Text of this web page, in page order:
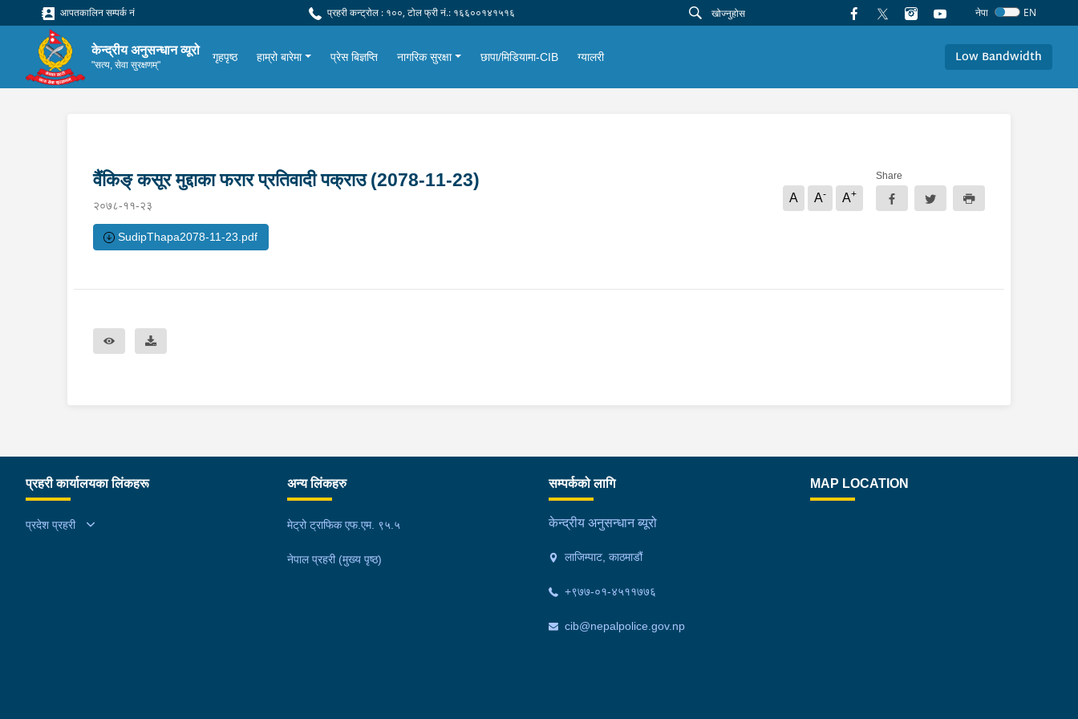
आपतकालिन सम्पर्क नं प्रहरी कन्ट्रोल : १००, टोल फ्री नं.: १६६००१४१५१६ नेपा EN
केन्द्रीय अनुसन्धान व्यूरो
"सत्य, सेवा सुरक्षणम्"
गृहपृष्ठ हाम्रो बारेमा प्रेस बिज्ञप्ति नागरिक सुरक्षा छापा/मिडियामा-CIB ग्यालरी Low Bandwidth
वैंकिङ् कसूर मुद्दाका फरार प्रतिवादी पक्राउ (2078-11-23)
२०७८-११-२३
A A- A+
Share
SudipThapa2078-11-23.pdf
प्रहरी कार्यालयका लिंकहरू
प्रदेश प्रहरी
अन्य लिंकहरु
मेट्रो ट्राफिक एफ.एम. ९५.५
नेपाल प्रहरी (मुख्य पृष्ठ)
सम्पर्कको लागि
केन्द्रीय अनुसन्धान ब्यूरो
लाजिम्पाट, काठमाडौं
+९७७-०१-४५११७७६
cib@nepalpolice.gov.np
MAP LOCATION